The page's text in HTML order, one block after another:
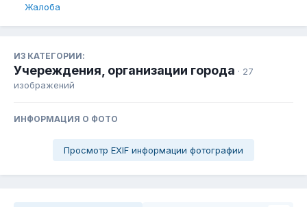
Жалоба
ИЗ КАТЕГОРИИ:
Учереждения, организации города · 27
изображений
ИНФОРМАЦИЯ О ФОТО
Просмотр EXIF информации фотографии